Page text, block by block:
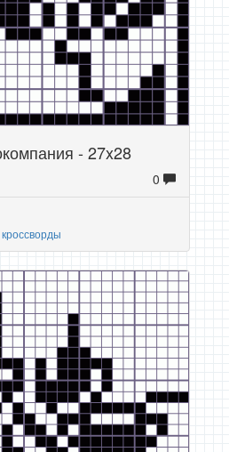
- 27x28
0